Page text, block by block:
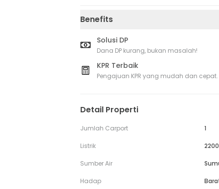
Benefits
Solusi DP
Dana DP kurang, bukan masalah!
KPR Terbaik
Pengajuan KPR yang mudah dan cepat.
Detail Properti
Jumlah Carport 1
Listrik
Sumber Air
Hadap